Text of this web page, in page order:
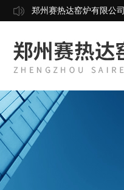
郑州赛热达窑炉有限公司